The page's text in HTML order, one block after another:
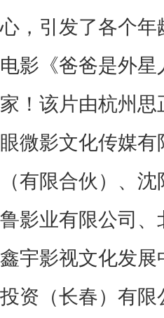
心 ， 引发了各个
电影《爸爸是外星
家！该片由杭州思
眼微影文化传媒
（有限合伙）、
鲁影业有限公司
鑫宇影视文化发
投资（长春）有